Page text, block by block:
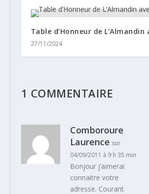
Table d’Honneur de L’Almandin
27/11/2024
1 COMMENTAIRE
Comboroure
Laurence sur
04/09/2011 à 9 h 35 min
Bonjour j’aimerai
connaitre votre
adresse. Courant